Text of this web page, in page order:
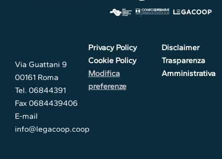
Via Guattani 9
00161 Roma
Tel. 06844391
Fax 0684439406
E-mail
info@legacoop.coop
Privacy Policy
Cookie Policy
Modifica
preferenze
Disclaimer
Trasparenza
Amministrativa